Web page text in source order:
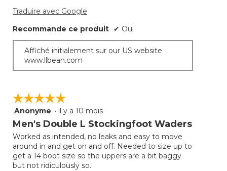
Traduire avec Google
Recommande ce produit ✔ Oui
Affiché initialement sur our US website
www.llbean.com
☆☆☆☆☆
☆☆☆☆☆
5
étoile(s)
5.
Anonyme · il y a 10 mois
Men's Double L Stockingfoot Waders
Worked as intended, no leaks and easy to move
around in and get on and off. Needed to size up to
get a 14 boot size so the uppers are a bit baggy
but not ridiculously so.